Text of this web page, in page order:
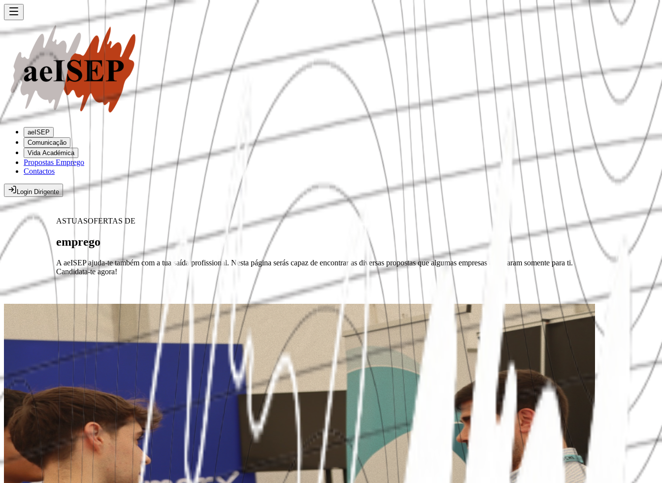
aeISEP
Comunicação
Vida Académica
Propostas Emprego
Contactos
Login Dirigente
ASTUASOFERTAS DE
emprego
A aeISEP ajuda-te também com a tua saída profissional. Nesta página serás capaz de encontrar as diversas propostas que algumas empresas arranjaram somente para ti.
Candidata-te agora!